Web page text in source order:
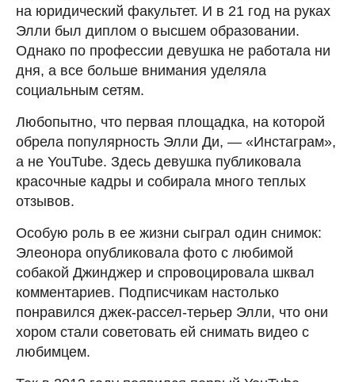
на юридический факультет. И в 21 год на руках
Элли был диплом о высшем образовании.
Однако по профессии девушка не работала ни
дня, а все больше внимания уделяла
социальным сетям.
Любопытно, что первая площадка, на которой
обрела популярность Элли Ди, — «Инстаграм»,
а не YouTube. Здесь девушка публиковала
красочные кадры и собирала много теплых
отзывов.
Особую роль в ее жизни сыграл один снимок:
Элеонора опубликовала фото с любимой
собакой Джинджер и спровоцировала шквал
комментариев. Подписчикам настолько
понравился джек-рассел-терьер Элли, что они
хором стали советовать ей снимать видео с
любимцем.